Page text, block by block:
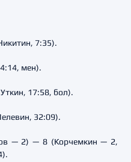
7:35).
мен).
17:58, бол).
32:09).
— 2) — 8 (Корчемкин — 2,